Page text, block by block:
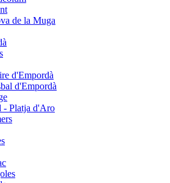
de la Muga
d'Empordà
d'Empordà
- Platja d'Aro